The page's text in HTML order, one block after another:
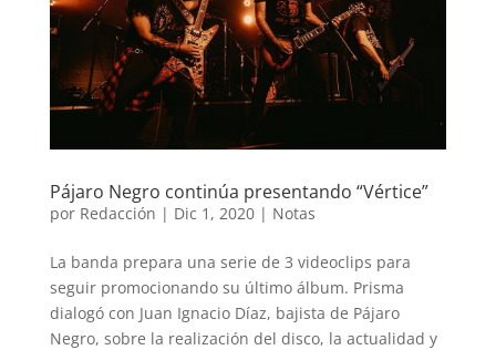
Pájaro Negro continúa presentando “Vértice”
por Redacción | Dic 1, 2020| Notas
La banda prepara una serie de 3 videoclips para
seguir promocionando su último álbum. Prisma
dialogó con Juan Ignacio Díaz, bajista de Pájaro
Negro, sobre la realización del disco, la actualidad y